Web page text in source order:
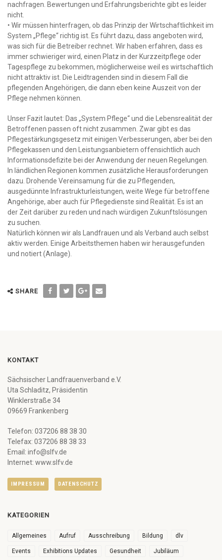
nachfragen. Bewertungen und Erfahrungsberichte gibt es leider
nicht.
• Wir müssen hinterfragen, ob das Prinzip der Wirtschaftlichkeit im
System „Pflege“ richtig ist. Es führt dazu, dass angeboten wird,
was sich für die Betreiber rechnet. Wir haben erfahren, dass es
immer schwieriger wird, einen Platz in der Kurzzeitpflege oder
Tagespflege zu bekommen, möglicherweise weil es wirtschaftlich
nicht attraktiv ist. Die Leidtragenden sind in diesem Fall die
pflegenden Angehörigen, die dann eben keine Auszeit von der
Pflege nehmen können.
Unser Fazit lautet: Das „System Pflege“ und die Lebensrealität der
Betroffenen passen oft nicht zusammen. Zwar gibt es das
Pflegestärkungsgesetz mit einigen Verbesserungen, aber bei den
Pflegekassen und den Leistungsanbietern offensichtlich auch
Informationsdefizite bei der Anwendung der neuen Regelungen.
In ländlichen Regionen kommen zusätzliche Herausforderungen
dazu. Drohende Vereinsamung für die zu Pflegenden,
ausgedünnte Infrastrukturleistungen, weite Wege für betroffene
Angehörige, aber auch für Pflegedienste sind Realität. Es ist an
der Zeit darüber zu reden und nach würdigen Zukunftslösungen
zu suchen.
Natürlich können wir als Landfrauen und als Verband auch selbst
aktiv werden. Einige Arbeitsthemen haben wir herausgefunden
und notiert (Anlage).
SHARE
KONTAKT
Sächsischer Landfrauenverband e.V.
Uta Schladitz, Präsidentin
Winklerstraße 34
09669 Frankenberg
Telefon: 037206 88 38 30
Telefax: 037206 88 38 33
Email: info@slfv.de
Internet: www.slfv.de
IMPRESSUM DATENSCHUTZ
KATEGORIEN
Allgemeines Aufruf Ausschreibung Bildung dlv
Events Exhibitions Updates Gesundheit Jubiläum